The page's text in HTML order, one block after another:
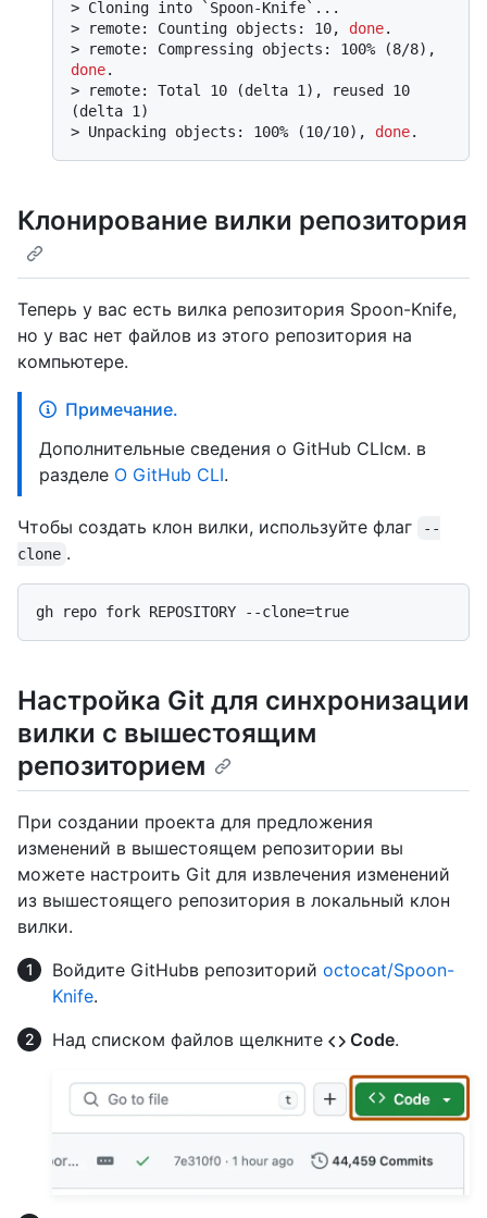
> Cloning into `Spoon-Knife`...
>
remote: Counting objects: 10, done.
>
done.
>
remote: Total 10 (delta 1), reused 10
(delta 1)
> Unpacking objects: 100% (10/10), done.
Клонирование вилки репозитория
Теперь у вас есть вилка репозитория Spoon-Knife,
но у вас нет файлов из этого репозитория на
компьютере.
Примечание.
Дополнительные сведения о GitHub CLIсм. в
разделе О GitHub CLI.
Чтобы создать клон вилки, используйте флаг
--
clone .
Настройка Git для синхронизации
вилки с вышестоящим
репозиторием
При создании проекта для предложения
изменений в вышестоящем репозитории вы
можете настроить Git для извлечения изменений
из вышестоящего репозитория в локальный клон
вилки.
Войдите GitHubв репозиторий octocat/Spoon-
Knife.
Над списком файлов щелкните
Code.